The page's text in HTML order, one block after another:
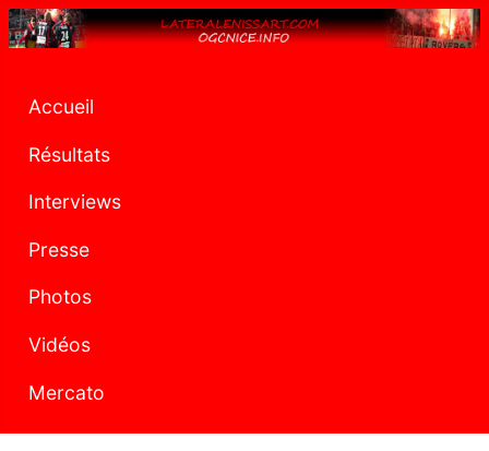
Accueil
Résultats
Interviews
Presse
Photos
Vidéos
Mercato